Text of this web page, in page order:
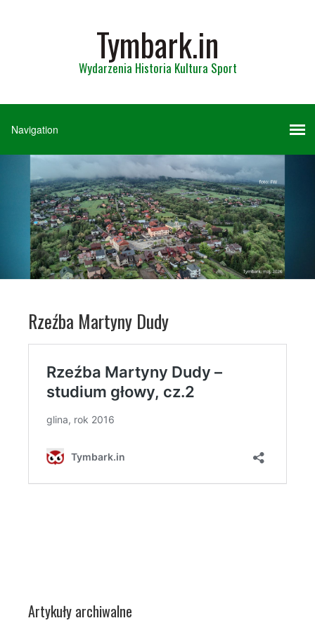
Tymbark.in
Wydarzenia Historia Kultura Sport
Rzeźba Martyny Dudy
Artykuły archiwalne